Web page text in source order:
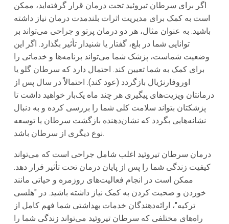
اگر برای سرطان تیروئید تحت درمان قرار گرفته‌اید، ممکن
است به کمک برای مدیریت اثرات بلندمدت درمان نیاز داشته
باشید. به عنوان مثال، هر دو درمان پرتو و جراحی می‌تواند بر
توانایی شما در بلع، گفتار یا شنیدار تأثیر بگذارد. اگر این
وضعیت شماست، پزشک شما می‌تواند برنامه‌ها و خدماتی را
برای کمک به شما تعیین کند. احتمال دارد که سرطان گلو یا
اوروفارنژیال بازگردد (عود کند). احتمالاً در سال پس از
درمانتان ویزیت‌های پیگیری هر چند ماه یک‌بار خواهید داشت تا
پزشکتان بتواند سلامت کلی شما را بررسی کرده و به دنبال
نشانه‌هایی بگردد که نشان‌دهنده بازگشت سرطان یا توسعه
نوع دیگری از سرطان باشد.
درمان سرطان تیروئید اغلب شامل جراحی است که می‌تواند
کیفیت زندگی شما را پس از پایان درمان تحت تأثیر قرار دهد.
ممکن است در انجام فعالیت‌های روزمره و حیاتی مانند
خوردن و صحبت کردن به کمک نیاز داشته باشید. در "هلسی
ترکیه"، ارائه‌دهندگان خدمات بهداشتی شما فهم کامل از
راه‌های مختلفی که سرطان تیروئید می‌تواند زندگی شما را